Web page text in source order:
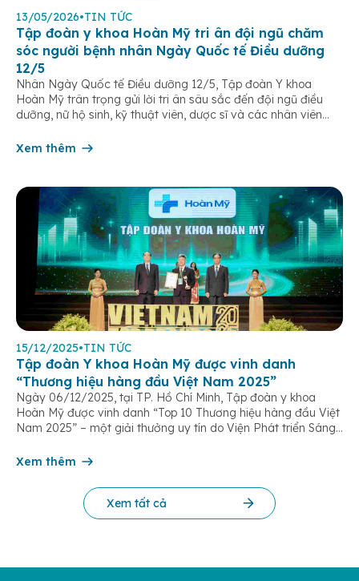
13/05/2026•TIN TỨC
Tập đoàn y khoa Hoàn Mỹ tri ân đội ngũ chăm
sóc người bệnh nhân Ngày Quốc tế Điều dưỡng
12/5
Nhân Ngày Quốc tế Điều dưỡng 12/5, Tập đoàn Y khoa
Hoàn Mỹ trân trọng gửi lời tri ân sâu sắc đến đội ngũ điều
dưỡng, nữ hộ sinh, kỹ thuật viên, dược sĩ và các nhân viên
âm thầm đồng hành trên […]
Xem thêm
15/12/2025•TIN TỨC
Tập đoàn Y khoa Hoàn Mỹ được vinh danh
“Thương hiệu hàng đầu Việt Nam 2025”
Ngày 06/12/2025, tại TP. Hồ Chí Minh, Tập đoàn y khoa
Hoàn Mỹ được vinh danh “Top 10 Thương hiệu hàng đầu Việt
Nam 2025” – một giải thưởng uy tín do Viện Phát triển Sáng
cứu Phát triển Doanh nghiệp Châu Á […]
Xem thêm
Xem tất cả